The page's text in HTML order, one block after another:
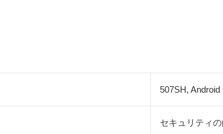
507SH, Android
セキュリティの